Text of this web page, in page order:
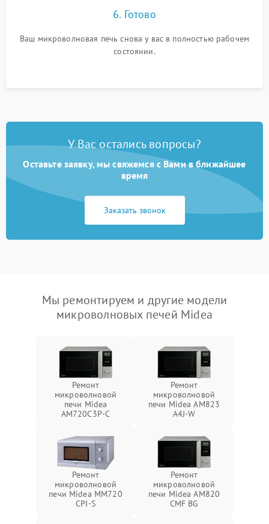
6. Готово
Ваш микроволновая печь снова у вас в полностью рабочем
состоянии.
У Вас остались вопросы?
Оставьте заявку, мы свяжемся с Вами в ближайшее
время
Заказать звонок
Мы ремонтируем и другие модели
микроволновых печей Midea
Ремонт
микроволновой
печи Midea
AM720C3P-C
Ремонт
микроволновой
печи Midea AM823
A4J-W
Ремонт
микроволновой
печи Midea MM720
CPI-S
Ремонт
микроволновой
печи Midea AM820
CMF BG